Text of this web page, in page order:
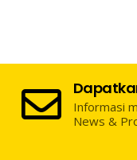
Informasi
News &